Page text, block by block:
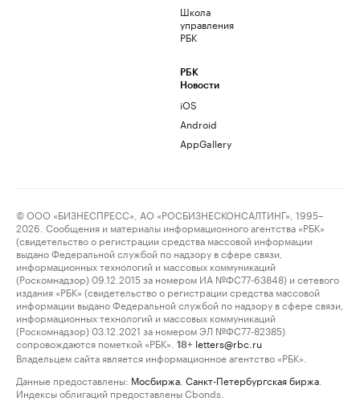
Школа
управления
РБК
РБК
Новости
iOS
Android
AppGallery
© ООО «БИЗНЕСПРЕСС», АО «РОСБИЗНЕСКОНСАЛТИНГ», 1995–
2026. Сообщения и материалы информационного агентства «РБК»
(свидетельство о регистрации средства массовой информации
выдано Федеральной службой по надзору в сфере связи,
информационных технологий и массовых коммуникаций
(Роскомнадзор) 09.12.2015 за номером ИА №ФС77-63848) и сетевого
издания «РБК» (свидетельство о регистрации средства массовой
информации выдано Федеральной службой по надзору в сфере связи,
информационных технологий и массовых коммуникаций
(Роскомнадзор) 03.12.2021 за номером ЭЛ №ФС77-82385)
сопровождаются пометкой «РБК».
18+ letters@rbc.ru
Владельцем сайта является информационное агентство «РБК».
Данные предоставлены: Мосбиржа Санкт-Петербургская биржа
Индексы облигаций предоставлены Cbonds.